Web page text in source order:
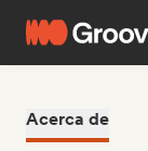
Acerca de